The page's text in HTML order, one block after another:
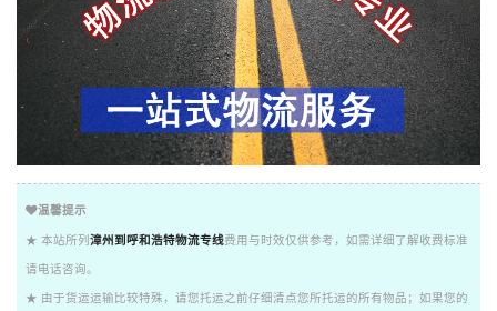
温馨提示
★ 本站所列 漳州到呼和浩特物流专线费用与时效仅供参考，如需详细了解收费标准
请电话咨询。
★ 由于货运运输比较特殊，请您托运之前仔细清点您所托运的所有物品；如果您的